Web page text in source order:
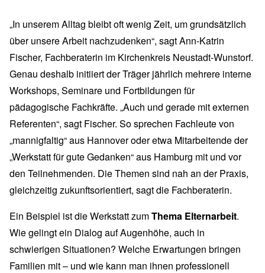
„In unserem Alltag bleibt oft wenig Zeit, um grundsätzlich
über unsere Arbeit nachzudenken“, sagt Ann-Katrin
Fischer, Fachberaterin im Kirchenkreis Neustadt-Wunstorf.
Genau deshalb initiiert der Träger jährlich mehrere interne
Workshops, Seminare und Fortbildungen für
pädagogische Fachkräfte. „Auch und gerade mit externen
Referenten“, sagt Fischer. So sprechen Fachleute von
„mannigfaltig“ aus Hannover oder etwa Mitarbeitende der
„Werkstatt für gute Gedanken“ aus Hamburg mit und vor
den Teilnehmenden. Die Themen sind nah an der Praxis,
gleichzeitig zukunftsorientiert, sagt die Fachberaterin.
Ein Beispiel ist die Werkstatt zumThema Elternarbeit.
Wie gelingt ein Dialog auf Augenhöhe, auch in
schwierigen Situationen? Welche Erwartungen bringen
Familien mit – und wie kann man ihnen professionell